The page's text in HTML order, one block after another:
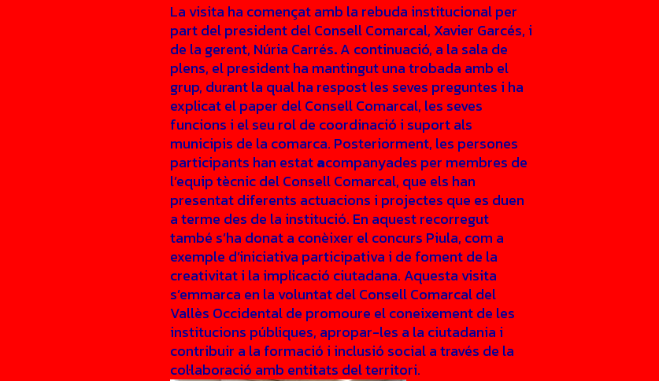
La visita ha començat amb la rebuda institucional per
part del president del Consell Comarcal, Xavier Garcés, i
de la gerent, Núria Carrés.A continuació, a la sala de
plens, el president ha mantingut una trobada amb el
grup, durant la qual ha respost les seves preguntes i ha
explicat el paper del Consell Comarcal, les seves
funcions i el seu rol de coordinació i suport als
municipis de la comarca. Posteriorment, les persones
participants han estatacompanyades per membres de
l’equip tècnic del Consell Comarcal, que els han
presentat diferents actuacions i projectes que es duen
a terme des de la institució. En aquest recorregut
també s’ha donat a conèixer el concurs Piula, com a
exemple d’iniciativa participativa i de foment de la
creativitat i la implicació ciutadana. Aquesta visita
s’emmarca en la voluntat del Consell Comarcal del
Vallès Occidental de promoure el coneixement de les
institucions públiques, apropar-les a la ciutadania i
contribuir a la formació i inclusió social a través de la
col·laboració amb entitats del territori.